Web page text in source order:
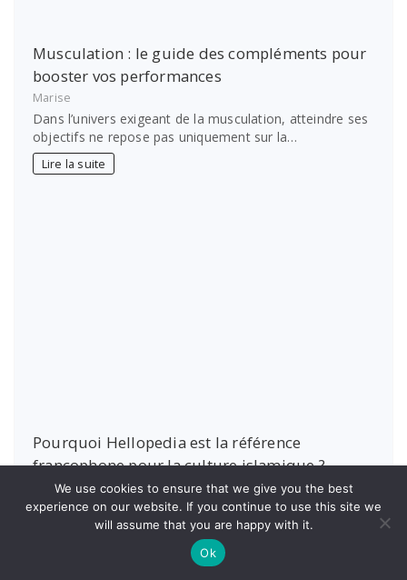
Musculation : le guide des compléments pour
booster vos performances
Marise
Dans l’univers exigeant de la musculation, atteindre ses
objectifs ne repose pas uniquement sur la…
Lire la suite
Pourquoi Hellopedia est la référence
francophone pour la culture islamique ?
Kamel
Dans un monde où l’information circule à une vitesse
folle, trouver une source fiable, structurée…
We use cookies to ensure that we give you the best
experience on our website. If you continue to use this site we
will assume that you are happy with it.
Ok